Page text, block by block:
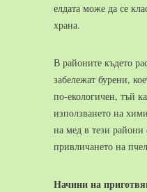
елдата може да се
храна.
В районите където
забележат бурени,
по-екологичен, тъй
използването на
на мед в тези
привличането на
Начини на